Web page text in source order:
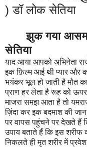
) डॉ लोक सेतिया
झुक गया
सेतिया
याद आया आपको अभिनेता
इक फ़िल्म आई थी प्यार और
भयंकर भूल हो जाती है मौत
प्राण हर लेता है रूह को ऊपर
माजरा समझ आता है तो
ज़िंदा कर इक बदमाश की
पर वापस पहुंचने पर देखते हैं
उपाय बताते हैं कि इस शरीफ
निकलते ही मृत शरीर में